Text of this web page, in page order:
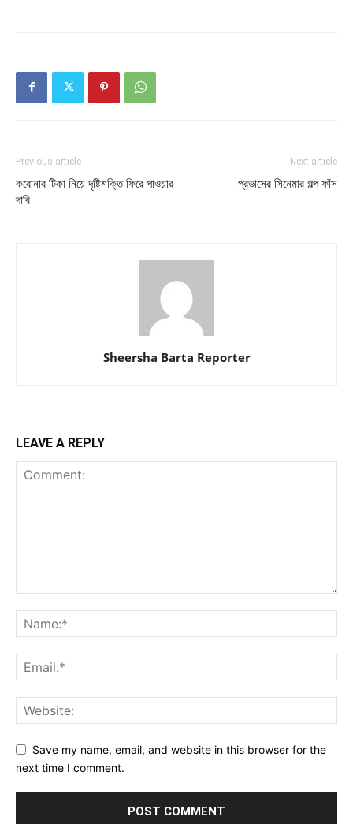
Previous article
করোনার টিকা নিয়ে দৃষ্টিশক্তি ফিরে পাওয়ার
দাবি
Next article
প্রভাসের সিনেমার গল্প ফাঁস
Sheersha Barta Reporter
LEAVE A REPLY
Save my name, email, and website in this browser for the
next time I comment.